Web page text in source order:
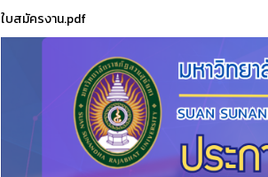
ใบสมัครงาน.pdf